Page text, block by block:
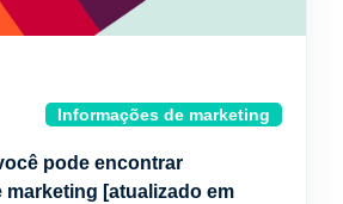
Informações de marketing
pode encontrar
marketing [atualizado em